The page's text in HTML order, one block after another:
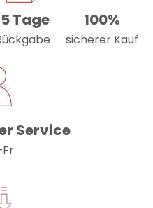
Tage 100%
sicherer Kauf
Service